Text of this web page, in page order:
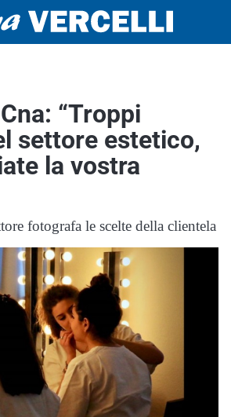
“Troppi
settore estetico,
la vostra
fotografa le scelte della clientela